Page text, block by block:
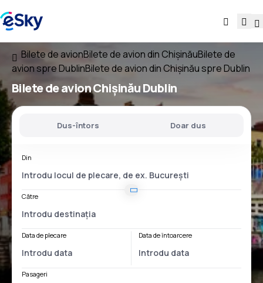
Bilete de avionBilete de avion din ChișinăuBilete de
avion spre DublinBilete de avion din Chișinău spre Dublin
Bilete de avionChișinău Dublin
Dus-întors Doar dus
Din
Către
Data de plecare Data de întoarcere
Pasageri